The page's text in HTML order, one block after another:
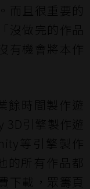
而且很重要的
沒做完的作品
有機會將本作
餘時間製作遊
3D引擎製作遊
等引擎製作
的所有作品都
下載，眾籌頁